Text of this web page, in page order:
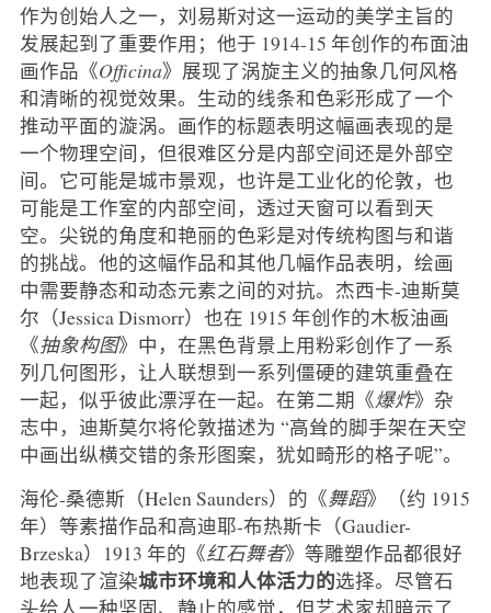
作为创始人之一，刘易斯对这一运动的美学主旨的
发展起到了重要作用；他于 1914-15 年创作的布面油
画作品《Officina》展现了涡旋主义的抽象几何风格
和清晰的视觉效果。生动的线条和色彩形成了一个
推动平面的漩涡。画作的标题表明这幅画表现的是
一个物理空间，但很难区分是内部空间还是外部空
间。它可能是城市景观，也许是工业化的伦敦，也
可能是工作室的内部空间，透过天窗可以看到天
空。尖锐的角度和艳丽的色彩是对传统构图与和谐
的挑战。他的这幅作品和其他几幅作品表明，绘画
中需要静态和动态元素之间的对抗。杰西卡-迪斯莫
尔（Jessica Dismorr）也在 1915 年创作的木板油画
《抽象构图》中，在黑色背景上用粉彩创作了一系
列几何图形，让人联想到一系列僵硬的建筑重叠在
一起，似乎彼此漂浮在一起。在第二期《爆炸》杂
志中，迪斯莫尔将伦敦描述为 “高耸的脚手架在天空
中画出纵横交错的条形图案，犹如畸形的格子呢”。
海伦-桑德斯（Helen Saunders）的《舞蹈》（约 1915
年）等素描作品和高迪耶-布热斯卡（Gaudier-
Brzeska）1913 年的《红石舞者》等雕塑作品都很好
地表现了渲染城市环境和人体活力的选择。尽管石
头给人一种坚固、静止的感觉，但艺术家却暗示了